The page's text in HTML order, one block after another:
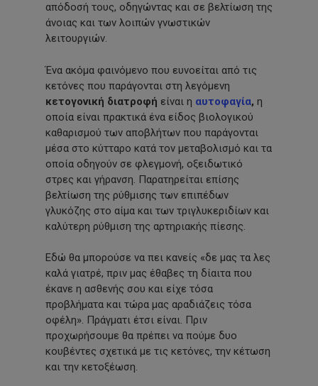
απόδοσή τους, οδηγώντας και σε βελτίωση της
άνοιας και των λοιπών γνωστικών
λειτουργιών.
Ένα ακόμα φαινόμενο που ευνοείται από τις
κετόνες που παράγονται στη λεγόμενη
κετογονική διατροφή είναι η αυτοφαγία, η
οποία είναι πρακτικά ένα είδος βιολογικού
καθαρισμού των αποβλήτων που παράγονται
μέσα στο κύτταρο κατά τον μεταβολισμό και τα
οποία οδηγούν σε φλεγμονή, οξειδωτικό
στρες και γήρανση. Παρατηρείται επίσης
βελτίωση της ρύθμισης των επιπέδων
γλυκόζης στο αίμα και των τριγλυκεριδίων και
καλύτερη ρύθμιση της αρτηριακής πίεσης.
Εδώ θα μπορούσε να πει κανείς «δε μας τα λες
καλά γιατρέ, πριν μας έθαβες τη δίαιτα που
έκανε η ασθενής σου και είχε τόσα
προβλήματα και τώρα μας αραδιάζεις τόσα
οφέλη». Πράγματι έτσι είναι. Πριν
προχωρήσουμε θα πρέπει να πούμε δυο
κουβέντες σχετικά με τις κετόνες, την κέτωση
και την κετοξέωση.